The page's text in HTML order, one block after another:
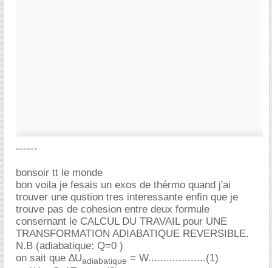
------
bonsoir tt le monde
bon voila je fesais un exos de thérmo quand j'ai
trouver une qustion tres interessante enfin que je
trouve pas de cohesion entre deux formule
consernant le CALCUL DU TRAVAIL pour UNE
TRANSFORMATION ADIABATIQUE REVERSIBLE.
N.B (adiabatique: Q=0 )
on sait que ∆Uadiabatique = W...................(1)